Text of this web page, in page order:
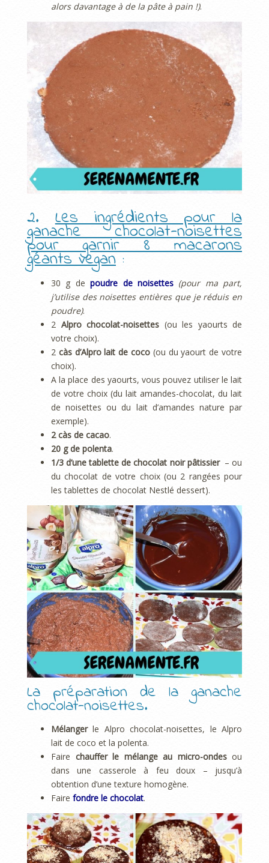
alors davantage à de la pâte à pain !).
2.Les ingrédients pour la
ganache chocolat-noisettes
pour garnir 8 macarons
géants vegan:
30 g depoudre de noisettes(pour ma part,
j’utilise des noisettes entières que je réduis en
poudre).
2 Alpro chocolat-noisettes (ou les yaourts de
votre choix).
2 càs d’Alpro lait de coco (ou du yaourt de votre
choix).
A la place des yaourts, vous pouvez utiliser le lait
de votre choix (du lait amandes-chocolat, du lait
de noisettes ou du lait d’amandes nature par
exemple).
2 càs de cacao.
20 g de polenta.
1/3 d’une tablette de chocolat noir pâtissier– ou
du chocolat de votre choix (ou 2 rangées pour
les tablettes de chocolat Nestlé dessert).
La préparation de la ganache
chocolat-noisettes.
Mélangerle Alpro chocolat-noisettes, le Alpro
lait de coco et la polenta.
Faire chauffer le mélange au micro-ondesou
dans une casserole à feu doux – jusqu’à
obtention d’une texture homogène.
Faire fondre le chocolat.